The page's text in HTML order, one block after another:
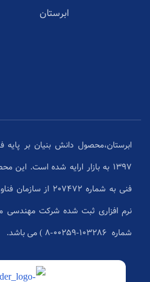
ابرستان
ابرستان،محصول دانش بنیان بر
1397 به بازار ارایه شده است. این
فنی به شماره 207472
نرم افزاری ثبت شده شرکت مهندسی
شماره ۱۰۳۲۸۶-۰۰۲۵۹-۸ ) می باشد.